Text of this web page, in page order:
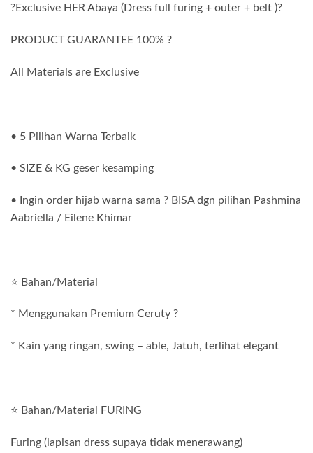
?Exclusive HER Abaya (Dress full furing + outer + belt )?
PRODUCT GUARANTEE 100% ?
All Materials are Exclusive
• 5 Pilihan Warna Terbaik
• SIZE & KG geser kesamping
• Ingin order hijab warna sama ? BISA dgn pilihan Pashmina
Aabriella / Eilene Khimar
⭐ Bahan/Material
* Menggunakan Premium Ceruty ?
* Kain yang ringan, swing – able, Jatuh, terlihat elegant
⭐ Bahan/Material FURING
Furing (lapisan dress supaya tidak menerawang)